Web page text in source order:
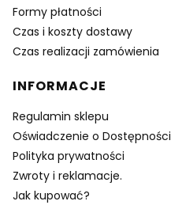
Formy płatności
Czas i koszty dostawy
Czas realizacji zamówienia
INFORMACJE
Regulamin sklepu
Oświadczenie o Dostępności
Polityka prywatności
Zwroty i reklamacje.
Jak kupować?